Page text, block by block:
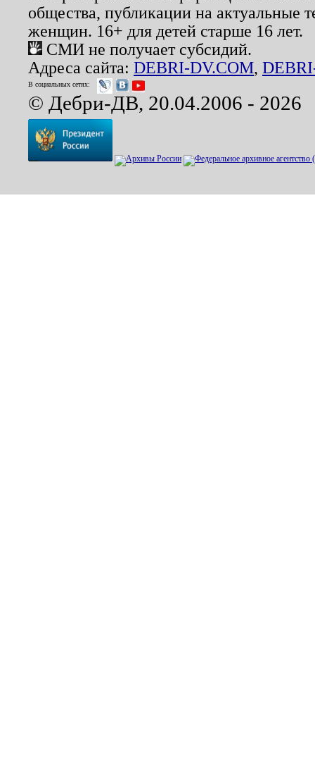
общества, публикации на актуальные
женщин. 16+ для детей старше 16 лет.
СМИ не получает субсидий.
Адреса сайта: DEBRI-DV.COM,
В социальных сетях:
© Дебри-ДВ, 20.04.2006 - 2026